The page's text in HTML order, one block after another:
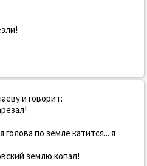
и говорит:
по земле катится... я
землю копал!